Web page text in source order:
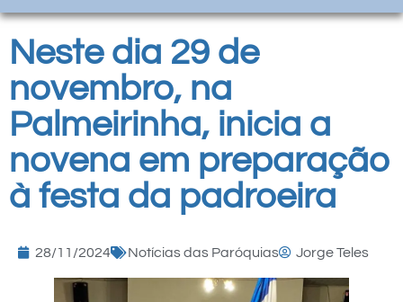
Neste dia 29 de
novembro, na
Palmeirinha, inicia a
novena em preparação
à festa da padroeira
28/11/2024 Notícias das Paróquias Jorge Teles